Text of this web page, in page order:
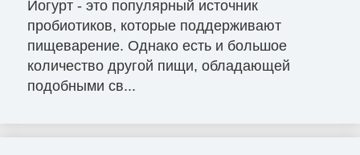
Йогурт - это популярный источник
пробиотиков, которые поддерживают
пищеварение. Однако есть и большое
количество другой пищи, обладающей
подобными св...